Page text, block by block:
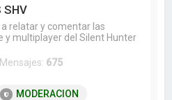
SHV
a relatar y comentar las
y multiplayer del Silent Hunter
675
MODERACION